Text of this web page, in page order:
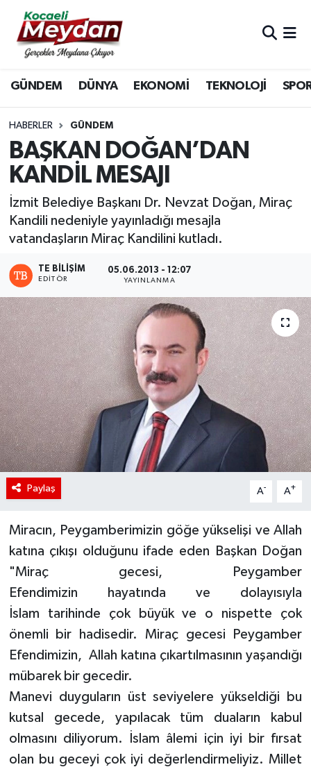
GÜNDEM DÜNYA EKONOMİ TEKNOLOJİ
HABERLER GÜNDEM
BAŞKAN DOĞAN’DAN
KANDİL MESAJI
İzmit Belediye Başkanı Dr. Nevzat Doğan, Miraç
Kandili nedeniyle yayınladığı mesajla
vatandaşların Miraç Kandilini kutladı.
TE BILIŞIM
EDITÖR
05.06.2013 - 12:07
YAYINLANMA
Paylaş A- A+
Miracın, Peygamberimizin göğe yükselişi ve Allah
katına çıkışı olduğunu ifade eden Başkan Doğan
"Miraç gecesi, Peygamber
Efendimizin hayatında ve dolayısıyla
İslam tarihinde çok büyük ve o nispette çok
önemli bir hadisedir. Miraç gecesi Peygamber
Efendimizin, Allah katına çıkartılmasının yaşandığı
mübarek bir gecedir.
Manevi duyguların üst seviyelere yükseldiği bu
kutsal gecede, yapılacak tüm duaların kabul
olmasını diliyorum. İslam âlemi için iyi bir fırsat
olan bu geceyi çok iyi değerlendirmeliyiz. Millet
Nöbetçi Eczaneler
Hava Durumu
Trafik Durumu
Süper Lig Puan Durumu ve Fikstür
Son Dakika Haberleri
Haber Arşivi